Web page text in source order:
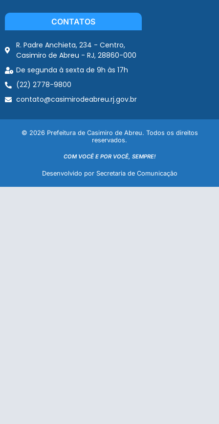
CONTATOS
R. Padre Anchieta, 234 - Centro,
Casimiro de Abreu - RJ, 28860-000
De segunda à sexta de 9h às 17h
(22) 2778-9800
contato@casimirodeabreu.rj.gov.br
© 2026 Prefeitura de Casimiro de Abreu. Todos os direitos
reservados.
COM VOCÊ E POR VOCÊ, SEMPRE!
Desenvolvido por Secretaria de Comunicação